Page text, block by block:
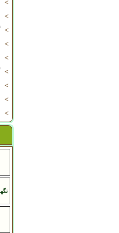
>
>
>
>
>
>
>
>
>